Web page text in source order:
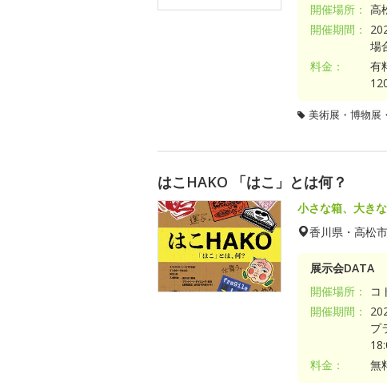
開催場所： 高
開催期間：
場
料金：
有
美術展・博物展
はこHAKO 「はこ」とは何？
小さな箱、大き
香川県・高松市
展示会DATA
開催場所：
コ
開催期間：
プ
料金：
無